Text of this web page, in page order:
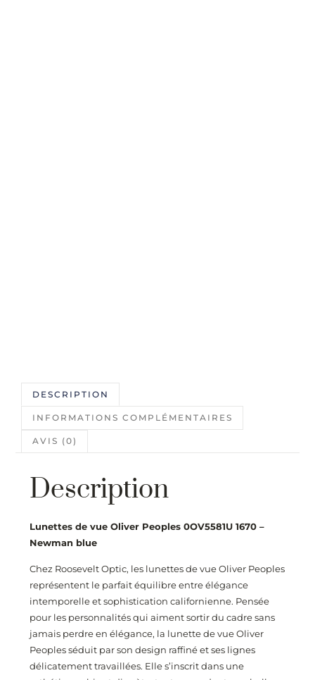
DESCRIPTION
INFORMATIONS COMPLÉMENTAIRES
AVIS (0)
Description
Lunettes de vue Oliver Peoples 0OV5581U 1670 –
Newman blue
Chez Roosevelt Optic, les lunettes de vue Oliver Peoples
représentent le parfait équilibre entre élégance
intemporelle et sophistication californienne. Pensée
pour les personnalités qui aiment sortir du cadre sans
jamais perdre en élégance, la lunette de vue Oliver
Peoples séduit par son design raffiné et ses lignes
délicatement travaillées. Elle s’inscrit dans une